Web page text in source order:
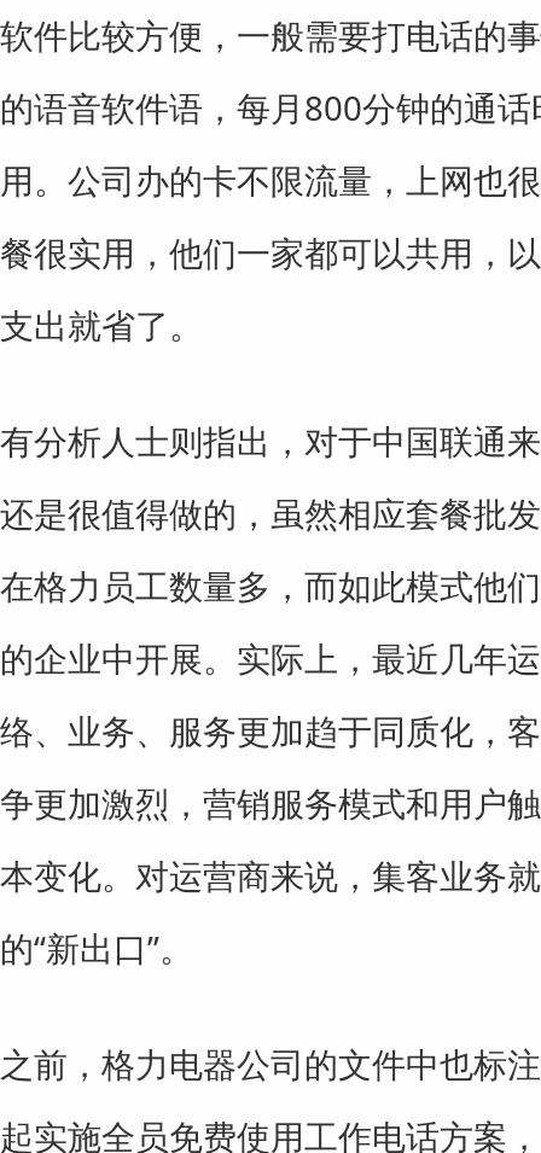
软件比较方便，一般需要打电话的
的语音软件语，每月800分钟的通
用。公司办的卡不限流量，上网也
餐很实用，他们一家都可以共用，
支出就省了。
有分析人士则指出，对于中国联通
还是很值得做的，虽然相应套餐批
在格力员工数量多，而如此模式他
的企业中开展。实际上，最近几年
络、业务、服务更加趋于同质化，
争更加激烈，营销服务模式和用户
本变化。对运营商来说，集客业务
的“新出口”。
之前，格力电器公司的文件中也标
起实施全员免费使用工作电话方案